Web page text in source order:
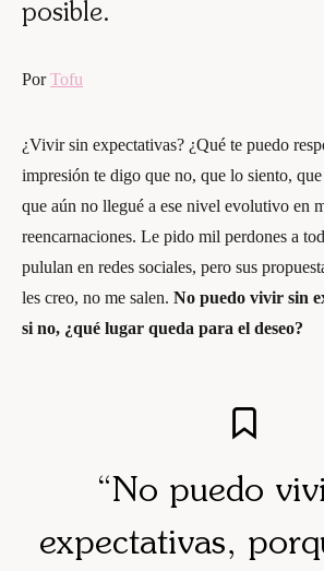
posible.
PorTofu
¿Vivir sin expectativas? ¿Qué te puedo
impresión te digo que no, que lo siento,
que aún no llegué a ese nivel evolutivo en
reencarnaciones. Le pido mil perdones a
pululan en redes sociales, pero sus
les creo, no me salen. No puedo vivir sin
si no, ¿qué lugar queda para el deseo?
“No puedo
expectativas,